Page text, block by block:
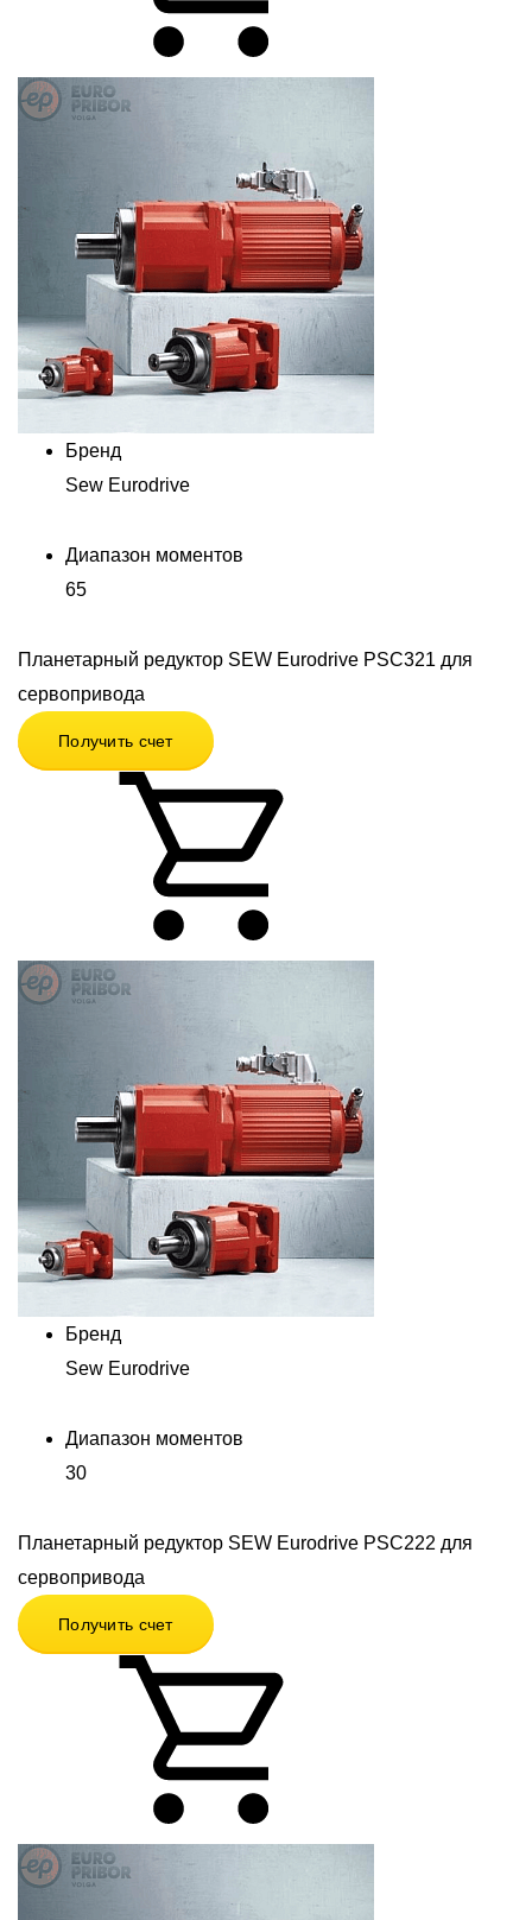
Бренд
Sew Eurodrive
Диапазон моментов
65
Планетарный редуктор SEW Eurodrive PSC321 для
сервопривода
Получить счет
Бренд
Sew Eurodrive
Диапазон моментов
30
Планетарный редуктор SEW Eurodrive PSC222 для
сервопривода
Получить счет